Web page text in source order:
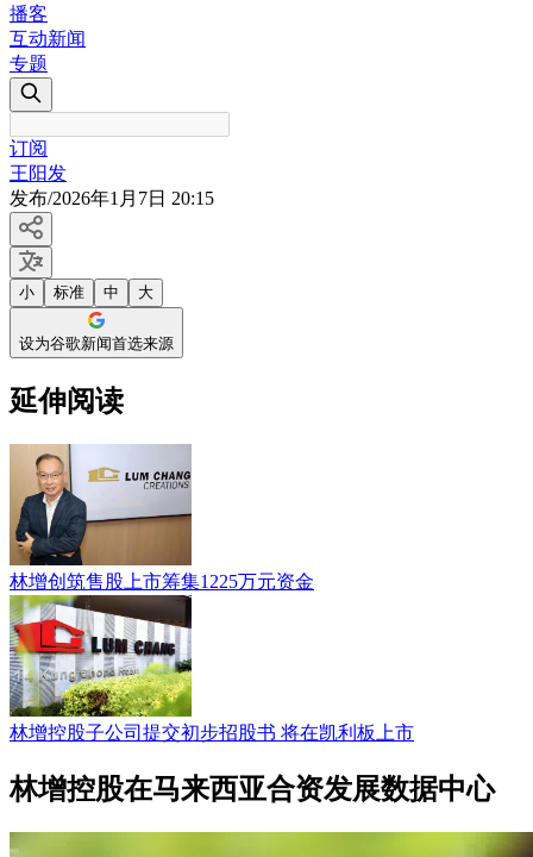
播客
互动新闻
专题
订阅
王阳发
发布/2026年1月7日 20:15
小 标准 中 大
设为谷歌新闻首选来源
延伸阅读
林增创筑售股上市筹集1225万元资金
林增控股子公司提交初步招股书 将在凯利板上市
林增控股在马来西亚合资发展数据中心